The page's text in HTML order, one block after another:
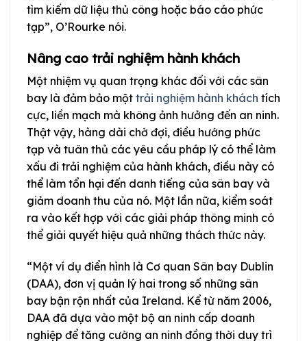
tìm kiếm dữ liệu thủ công hoặc báo cáo phức
tạp”, O’Rourke nói.
Nâng cao trải nghiệm hành khách
Một nhiệm vụ quan trọng khác đối với các sân
bay là đảm bảo một trải nghiệm hành khách tích
cực, liền mạch mà không ảnh hưởng đến an ninh.
Thật vậy, hàng dài chờ đợi, điều hướng phức
tạp và tuân thủ các yêu cầu pháp lý có thể làm
xấu đi trải nghiệm của hành khách, điều này có
thể làm tổn hại đến danh tiếng của sân bay và
giảm doanh thu của nó. Một lần nữa, kiểm soát
ra vào kết hợp với các giải pháp thông minh có
thể giải quyết hiệu quả những thách thức này.
“Một ví dụ điển hình là Cơ quan Sân bay Dublin
(DAA), đơn vị quản lý hai trong số những sân
bay bận rộn nhất của Ireland. Kể từ năm 2006,
DAA đã dựa vào một bộ an ninh cấp doanh
nghiệp để tăng cường an ninh đồng thời duy trì